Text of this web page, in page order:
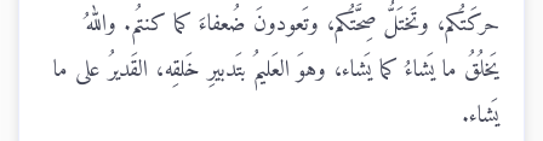
حركَتُكم، وتَختَلُّ صِحَّتُكم، وتَعودونَ ضُعفاءَ كما كنتُم. واللهُ
يَخلُقُ ما يَشاءُ كما يَشاء، وهوَ العَليمُ بتَدبيرِ خَلقِه، القَديرُ على ما
يَشاء.